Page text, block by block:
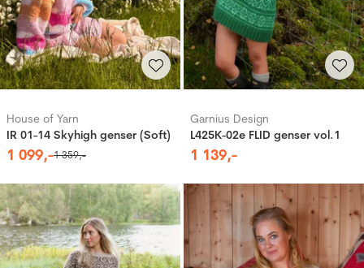
House of Yarn
IR 01-14 Skyhigh genser (Soft)
1 099,-1 359,-
Garnius Design
L425K-02e FLID genser vol.1
1 139,-